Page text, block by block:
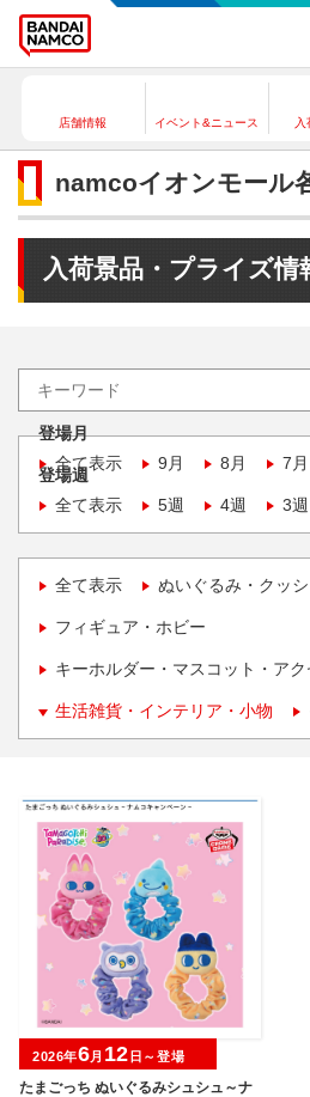
店舗情報 イベント&ニュース
namcoイオンモール
入荷景品・プライズ情
登場月
全て表示
9月 8月 7月
登場週
全て表示
5週 4週 3週
全て表示 ぬいぐるみ・クッ
フィギュア・ホビー
キーホルダー・マスコット・ア
生活雑貨・インテリア・小物
たまごっち ぬいぐるみシュシュ～ナ
2026年6月 12 日～登場